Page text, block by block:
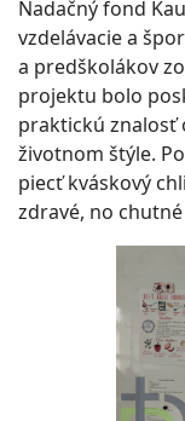
Nadačný fond
vzdelávacie a
a predškolákov
projektu bolo
praktickú znalosť
životnom štýle.
piecť kváskový
zdravé, no